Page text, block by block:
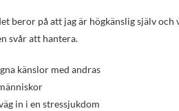
beror på att jag är högkänslig själv
svår att hantera.
känslor med andras
in i en stressjukdom